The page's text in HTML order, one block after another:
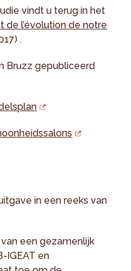
vindt u terug in het
l’évolution de notre
.
Bruzz gepubliceerd
in een reeks van
een gezamenlijk
IGEAT en